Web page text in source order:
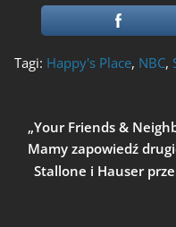
Tagi: Happy's Place, NBC,
„Your Friends &
Mamy zapowiedź
Stallone i Hauser